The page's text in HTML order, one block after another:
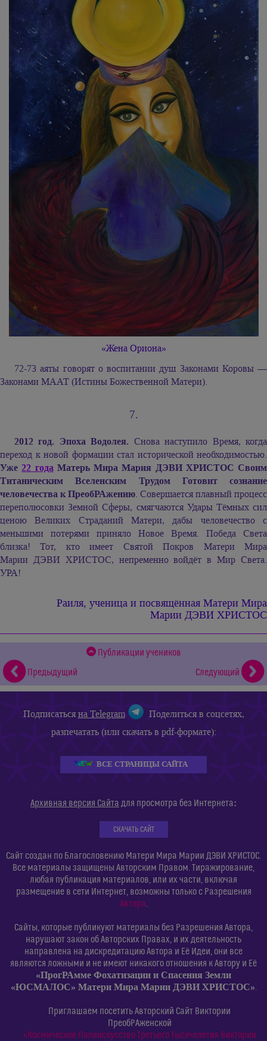
«Жена Ориона»
72-73 аяты говорят о воспитании душ Законами Коровы —
Законами МААТ (Истины Божественной Матери).
7.
2012 год. Эпоха Водолея. Снова наступило Время, когда
переход к новой формации стал исторической необходимостью.
Уже22 годаМатерь МираМария ДЭВИ ХРИСТОС Своим
Титаническим Вселенским Трудом Готовит сознание
человечества к ПреобРАжению. Совершается плавный процесс
переполюсовки Земной Сферы, смягчаются Удары Тёмных сил
ценою Великих Страданий Матери, дабы человечество с
меньшими потерями приняло Новое Время. Победа Света
близка! Тот, кто имеет Святой Покров Матери Мира
Марии ДЭВИ ХРИСТОС, непременно войдёт в Мир Света.
УРА!
Раиля, ученица и посвящённая Матери Мира
Марии ДЭВИ ХРИСТОС
Публикации учеников
Предыдущий
Следующий
Подписатьсяна Telegram
Поделиться в соцсетях,
разпечатать (или скачать в pdf-формате):
ВСЕ СТРАНИЦЫ САЙТА
Архивная версия Сайта для просмотра без Интернета:
СКАЧАТЬ САЙТ
Сайт создан по Благословению Матери Мира Марии ДЭВИ ХРИСТОС.
Все материалы защищены Авторским Правом. Тиражирование,
любая публикация материалов, или их части, включая
размещение в сети Интернет, возможны только с Разрешения
Автора.
Сайты, которые публикуют материалы без Разрешения Автора,
нарушают закон об Авторских Правах, и их деятельность
направлена на дискредитацию Автора и Её Идеи, они все
являются ложными и не имеют никакого отношения к Автору и Её
«ПрогРАмме Фохатизации и Спасения Земли
«ЮСМАЛОС» Матери Мира Марии ДЭВИ ХРИСТОС».
Приглашаем посетить Авторский Сайт Виктории
ПреобРАженской
«Космическое Полиискусство Третьего Тысячелетия Виктории